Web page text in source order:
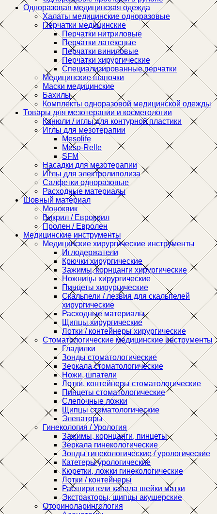
Одноразовая медицинская одежда
Халаты медицинские одноразовые
Перчатки медицинские
Перчатки нитриловые
Перчатки латексные
Перчатки виниловые
Перчатки хирургические
Специализированные перчатки
Медицинские шапочки
Маски медицинские
Бахилы
Комплекты одноразовой медицинской одежды
Товары для мезотерапии и косметологии
Канюли / иглы для контурной пластики
Иглы для мезотерапии
Mesolife
Meso-Relle
SFM
Насадки для мезотерапии
Иглы для электролиполиза
Салфетки одноразовые
Расходные материалы
Шовный материал
Моноквик
Викрил / Еврокрил
Пролен / Евролен
Медицинские инструменты
Медицинские хирургические инструменты
Иглодержатели
Крючки хирургические
Зажимы, корнцанги хирургические
Ножницы хирургические
Пинцеты хирургические
Скальпели / лезвия для скальпелей
хирургические
Расходные материалы
Щипцы хирургические
Лотки / контейнеры хирургические
Стоматологические медицинские инструменты
Гладилки
Зонды стоматологические
Зеркала стоматологические
Ножи, шпатели
Лотки, контейнеры стоматологические
Пинцеты стоматологические
Слепочные ложки
Щипцы стоматологические
Элеваторы
Гинекология / Урология
Зажимы, корнцанги, пинцеты
Зеркала гинекологические
Зонды гинекологические / урологические
Катетеры урологические
Кюретки, ложки гинекологические
Лотки / контейнеры
Расширители канала шейки матки
Экстракторы, щипцы акушерские
Оториноларингология